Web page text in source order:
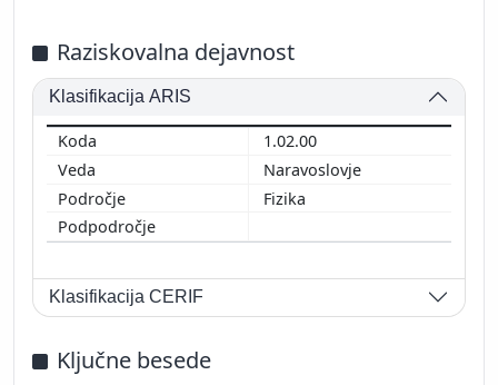
Raziskovalna dejavnost
Klasifikacija ARIS
1.02.00
Naravoslovje
Fizika
Klasifikacija CERIF
Ključne besede